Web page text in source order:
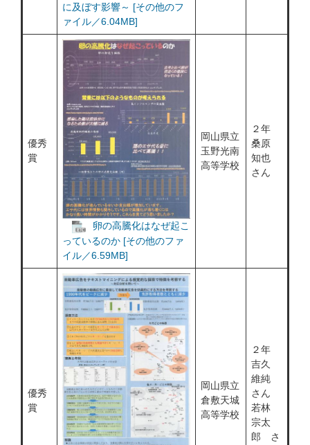
に及ぼす影響～ [その他のフ
ァイル／6.04MB]
優秀
賞
卵の高騰化はなぜ起こ
っているのか [その他のファ
イル／6.59MB]
岡山県立
玉野光南
高等学校
２年
桑原
知也
さん
優秀
賞
岡山県立
倉敷天城
高等学校
２年
吉久
維純
さん
若林
宗太
郎 さ